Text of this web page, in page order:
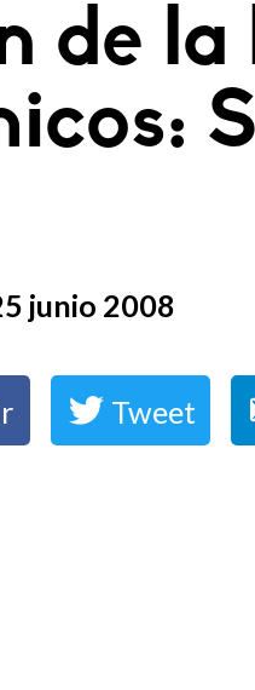
de la
junio 2008
Tweet